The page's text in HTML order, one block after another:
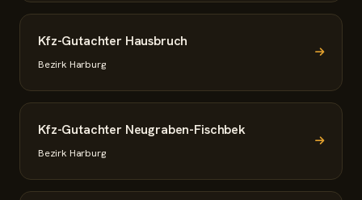
Kfz-Gutachter Hausbruch
Bezirk Harburg
Kfz-Gutachter Neugraben-Fischbek
Bezirk Harburg